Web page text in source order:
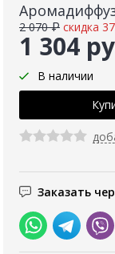
1 304
2 070 ₽ скидка
В наличии
Заказать